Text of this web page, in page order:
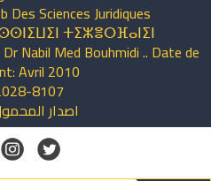
Sciences Juridiques
ⵜⵉⵣⴻⵔⴼⴰⵏⵉⵏ
Nabil Med Bouhmidi .. Date de
Avril 2010
8107
اصدار